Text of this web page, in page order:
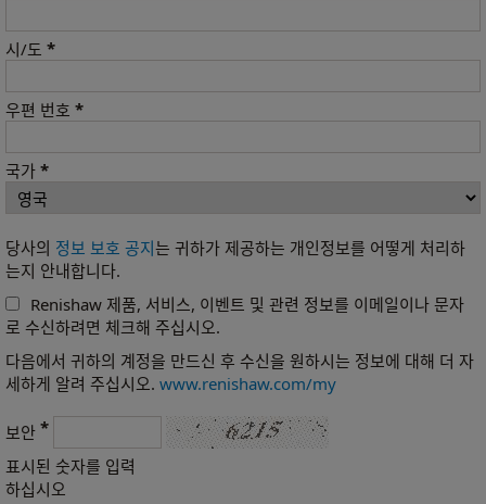
시/도 *
우편 번호 *
국가 *
당사의 정보 보호 공지는 귀하가 제공하는 개인정보를 어떻게 처리하
는지 안내합니다.
Renishaw 제품, 서비스, 이벤트 및 관련 정보를 이메일이나 문자
로 수신하려면 체크해 주십시오.
다음에서 귀하의 계정을 만드신 후 수신을 원하시는 정보에 대해 더 자
세하게 알려 주십시오. www.renishaw.com/my
보안 *
표시된 숫자를 입력
하십시오